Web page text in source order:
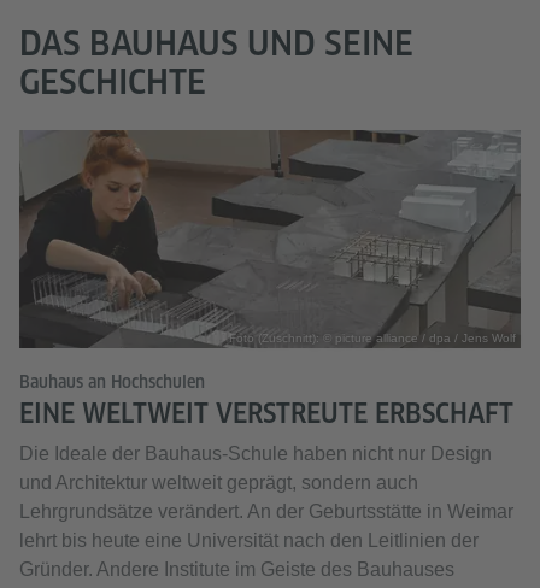
DAS BAUHAUS UND SEINE
GESCHICHTE
Foto (Zuschnitt): © picture alliance / dpa / Jens Wolf
Bauhaus an Hochschulen
EINE WELTWEIT VERSTREUTE ERBSCHAFT
Die Ideale der Bauhaus-Schule haben nicht nur Design
und Architektur weltweit geprägt, sondern auch
Lehrgrundsätze verändert. An der Geburtsstätte in Weimar
lehrt bis heute eine Universität nach den Leitlinien der
Gründer. Andere Institute im Geiste des Bauhauses